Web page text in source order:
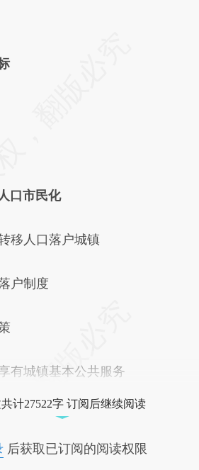
口市民化
人口落户城镇
户制度
城镇基本公共服务
计27522字 订阅后继续阅读
后获取已订阅的阅读权限